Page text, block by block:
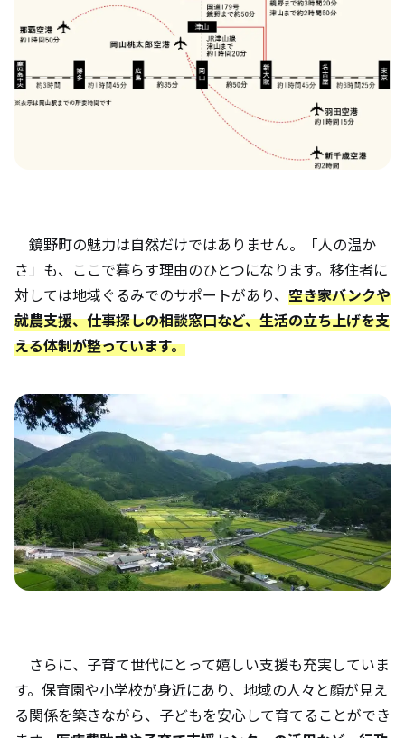
鏡野町の魅力は自然だけではありません。「人の温か
さ」も、ここで暮らす理由のひとつになります。移住者に
対しては地域ぐるみでのサポートがあり、 空き家バンクや
就農支援、仕事探しの相談窓口など、生活の立ち上げを支
える体制が整っています。
さらに、子育て世代にとって嬉しい支援も充実していま
す。保育園や小学校が身近にあり、地域の人々と顔が見え
る関係を築きながら、子どもを安心して育てることができ